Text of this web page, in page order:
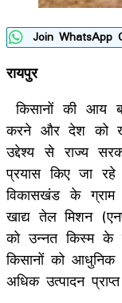
Join WhatsApp
रायपुर
किसानों की आय
करने और देश को
उद्देश्य से राज्य
प्रयास किए जा
विकासखंड के ग्राम
खाद्य तेल मिशन
को उन्नत किस्म के
किसानों को
अधिक उत्पादन